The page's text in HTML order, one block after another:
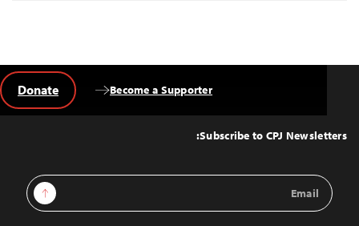
Top
Subscribe to CPJ Newsletters:
Email
Address
Sign Up
Become a Supporter
Donate